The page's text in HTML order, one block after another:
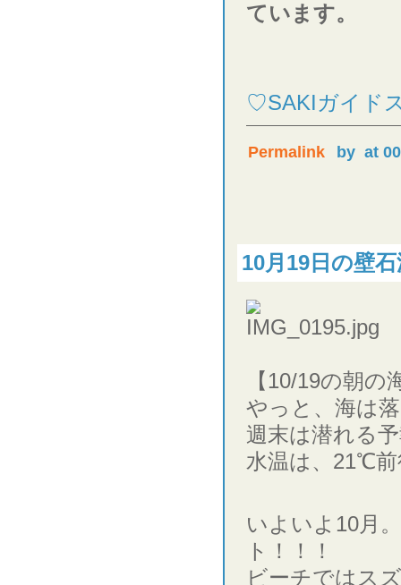
ています。
♡SAKIガイド
Permalink by at
10月19日の壁
【10/19の朝の
やっと、海は
週末は潜れる
水温は、21℃
いよいよ10月
ト！！！
ビーチではス